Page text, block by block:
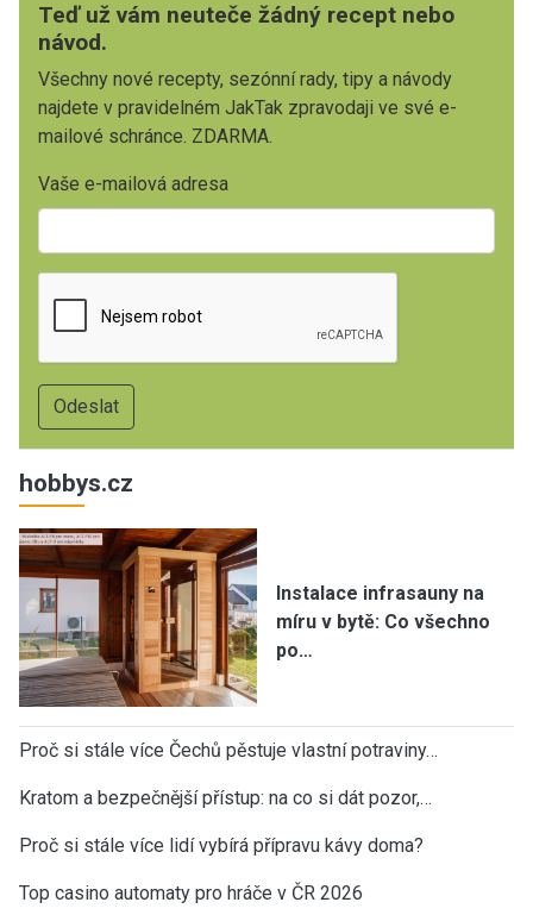
Teď už vám neuteče žádný recept nebo
návod.
Všechny nové recepty, sezónní rady, tipy a návody
najdete v pravidelném JakTak zpravodaji ve své e-
mailové schránce. ZDARMA.
Vaše e-mailová adresa
hobbys.cz
Instalace infrasauny na
míru v bytě: Co všechno
po…
Proč si stále více Čechů pěstuje vlastní potraviny…
Kratom a bezpečnější přístup: na co si dát pozor,…
Proč si stále více lidí vybírá přípravu kávy doma?
Top casino automaty pro hráče v ČR 2026